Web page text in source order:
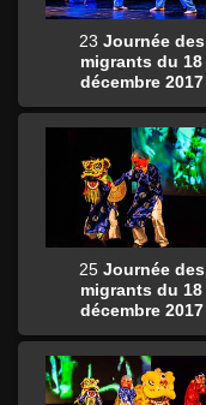
23 Journée des
migrants du 18
décembre 2017
25 Journée des
migrants du 18
décembre 2017